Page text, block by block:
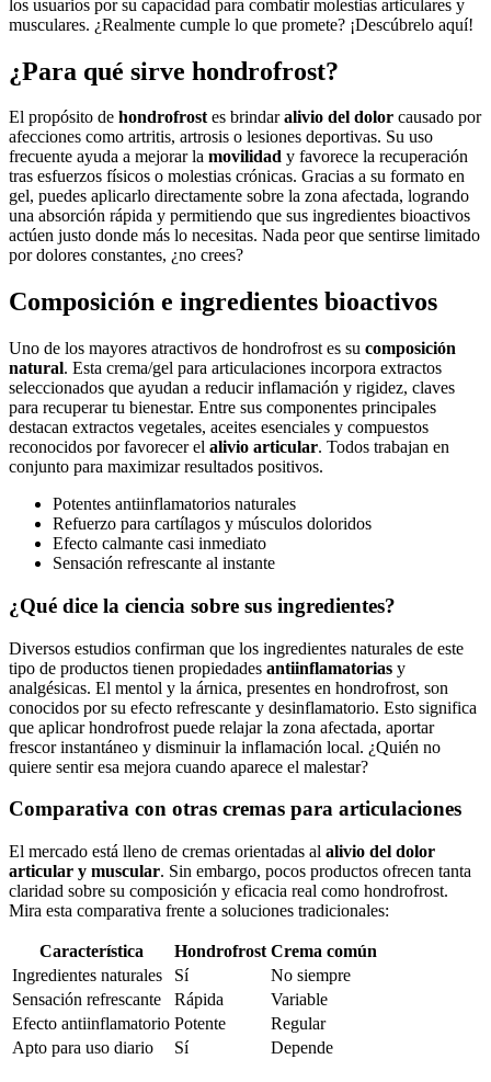
los usuarios por su capacidad para combatir molestias articulares y
musculares. ¿Realmente cumple lo que promete? ¡Descúbrelo aquí!
¿Para qué sirve hondrofrost?
El propósito de hondrofrostes brindaralivio del dolor causado por
afecciones como artritis, artrosis o lesiones deportivas. Su uso
frecuente ayuda a mejorar la movilidad y favorece la recuperación
tras esfuerzos físicos o molestias crónicas. Gracias a su formato en
gel, puedes aplicarlo directamente sobre la zona afectada, logrando
una absorción rápida y permitiendo que sus ingredientes bioactivos
actúen justo donde más lo necesitas. Nada peor que sentirse limitado
por dolores constantes, ¿no crees?
Composición e ingredientes bioactivos
Uno de los mayores atractivos de hondrofrost es su composición
natural. Esta crema/gel para articulaciones incorpora extractos
seleccionados que ayudan a reducir inflamación y rigidez, claves
para recuperar tu bienestar. Entre sus componentes principales
destacan extractos vegetales, aceites esenciales y compuestos
reconocidos por favorecer el alivio articular. Todos trabajan en
conjunto para maximizar resultados positivos.
Potentes antiinflamatorios naturales
Refuerzo para cartílagos y músculos doloridos
Efecto calmante casi inmediato
Sensación refrescante al instante
¿Qué dice la ciencia sobre sus ingredientes?
Diversos estudios confirman que los ingredientes naturales de este
tipo de productos tienen propiedades antiinflamatorias y
analgésicas. El mentol y la árnica, presentes en hondrofrost, son
conocidos por su efecto refrescante y desinflamatorio. Esto significa
que aplicar hondrofrost puede relajar la zona afectada, aportar
frescor instantáneo y disminuir la inflamación local. ¿Quién no
quiere sentir esa mejora cuando aparece el malestar?
Comparativa con otras cremas para articulaciones
El mercado está lleno de cremas orientadas al alivio del dolor
articular y muscular. Sin embargo, pocos productos ofrecen tanta
claridad sobre su composición y eficacia real como hondrofrost.
Mira esta comparativa frente a soluciones tradicionales:
Característica Hondrofrost Crema común
Ingredientes naturales
Sí
No siempre
Sensación refrescante
Rápida
Variable
Efecto antiinflamatorio Potente
Regular
Apto para uso diario
Sí Depende